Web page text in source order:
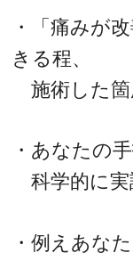
・「痛みが
きる程、
施術した箇
・あなたの
科学的に実
・例えあな